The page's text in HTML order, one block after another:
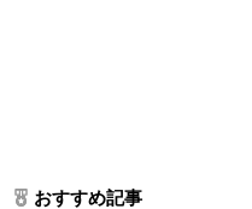
おすすめ記事